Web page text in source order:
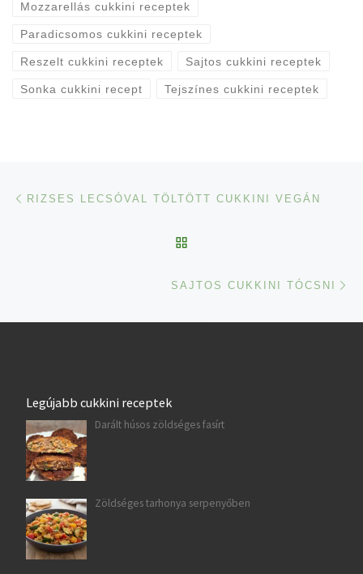
Mozzarellás cukkini receptek
Paradicsomos cukkini receptek
Reszelt cukkini receptek Sajtos cukkini receptek
Sonka cukkini recept Tejszínes cukkini receptek
Navigálás a bejegyzések között
RIZSES LECSÓVAL TÖLTÖTT CUKKINI VEGÁN
SAJTOS CUKKINI TÓCSNI
Legújabb cukkini receptek
Darált húsos zöldséges fasírt
Zöldséges tarhonya serpenyőben